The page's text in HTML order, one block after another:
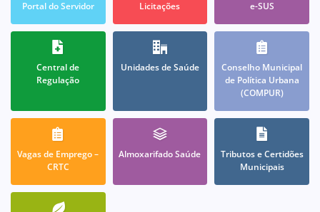
Portal do Servidor Licitações e-SUS
Central de
Regulação
Unidades de Saúde
Conselho Municipal
de Política Urbana
(COMPUR)
Vagas de Emprego –
CRTC
Almoxarifado Saúde
Tributos e Certidões
Municipais